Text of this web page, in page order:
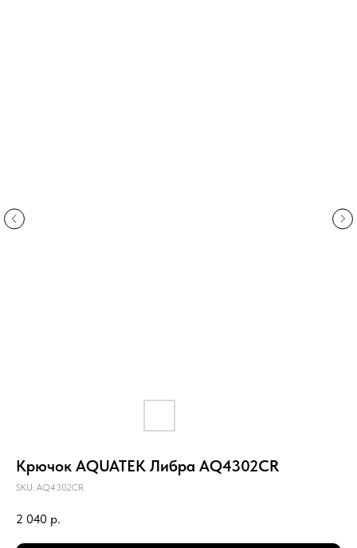
Крючок AQUATEK Либра AQ4302CR
SKU: AQ4302CR
2 040 р.